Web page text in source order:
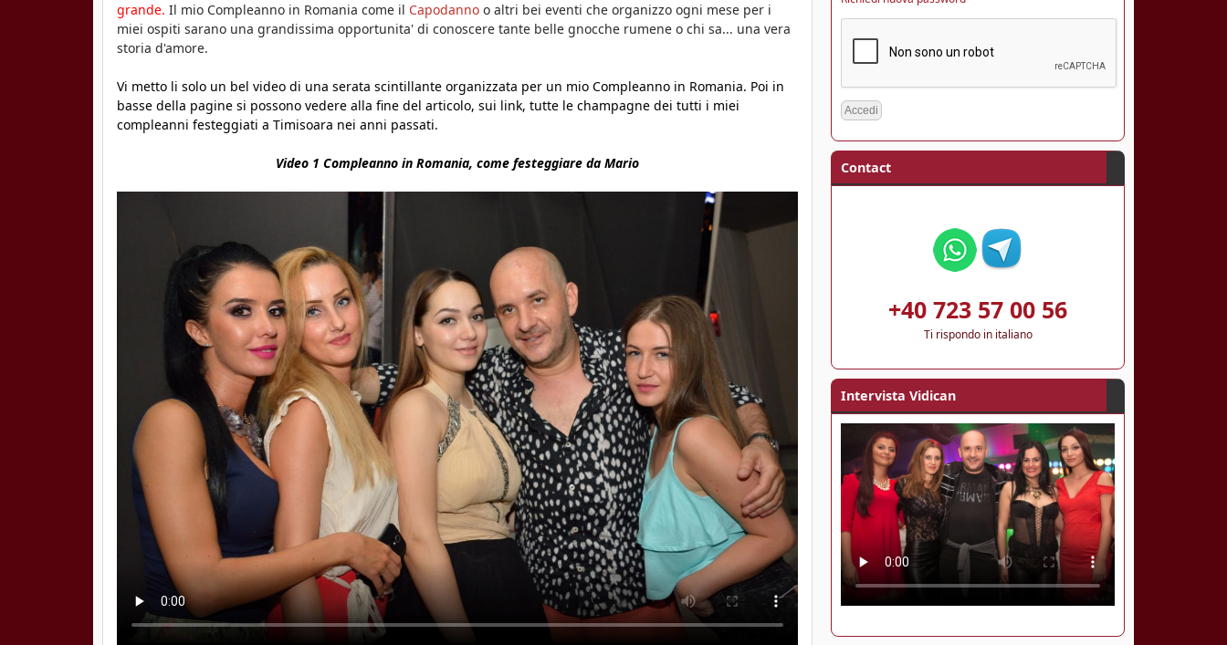
grande. Il mio Compleanno in Romania come il Capodanno o altri bei eventi che organizzo ogni mese per i
miei ospiti sarano una grandissima opportunita' di conoscere tante belle gnocche rumene o chi sa... una vera
storia d'amore.
Vi metto li solo un bel video di una serata scintillante organizzata per un mio Compleanno in Romania. Poi in
basse della pagine si possono vedere alla fine del articolo, sui link, tutte le champagne dei tutti i miei
compleanni festeggiati a Timisoara nei anni passati.
Video 1 Compleanno in Romania, come festeggiare da Mario Contact
+40 723 57 00 56
Ti rispondo in italiano
Intervista Vidican